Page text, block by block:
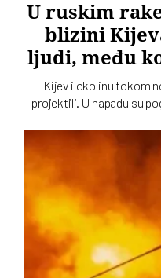
U ruskim
blizini
ljudi, među
Kijev i okolinu tokom
projektili. U napadu su